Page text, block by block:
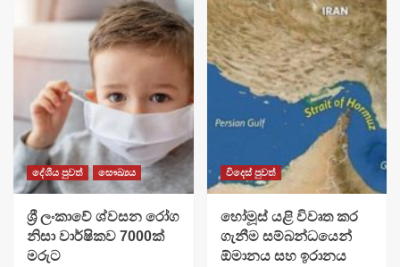
දේශීය පුවත් සෞඛ්‍යය
ශ්‍රී ලංකාවේ ශ්වසන රෝග
නිසා වාර්ෂිකව 7000ක්
මරුට
විදෙස් පුවත්
හෝමූස් යළි විවෘත කර
ගැනීම සම්බන්ධයෙන්
ඕමානය සහ ඉරානය